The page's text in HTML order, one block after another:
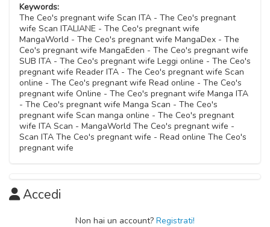
Keywords:
The Ceo's pregnant wife Scan ITA - The Ceo's pregnant
wife Scan ITALIANE - The Ceo's pregnant wife
MangaWorld - The Ceo's pregnant wife MangaDex - The
Ceo's pregnant wife MangaEden - The Ceo's pregnant wife
SUB ITA - The Ceo's pregnant wife Leggi online - The Ceo's
pregnant wife Reader ITA - The Ceo's pregnant wife Scan
online - The Ceo's pregnant wife Read online - The Ceo's
pregnant wife Online - The Ceo's pregnant wife Manga ITA
- The Ceo's pregnant wife Manga Scan - The Ceo's
pregnant wife Scan manga online - The Ceo's pregnant
wife ITA Scan - MangaWorld The Ceo's pregnant wife -
Scan ITA The Ceo's pregnant wife - Read online The Ceo's
pregnant wife
Accedi
Non hai un account? Registrati!